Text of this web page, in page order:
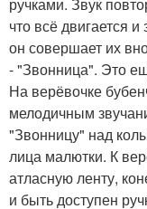
что всё двигается и
он совершает их
- "Звонница". Это
На верёвочке
мелодичным
"Звонницу" над
лица малютки. К
атласную ленту,
и быть доступен